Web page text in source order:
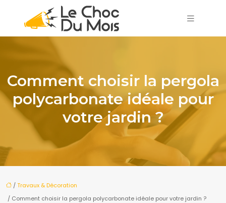
Comment choisir la pergola
polycarbonate idéale pour
votre jardin ?
/Travaux & Décoration
/ Comment choisir la pergola polycarbonate idéale pour votre jardin ?